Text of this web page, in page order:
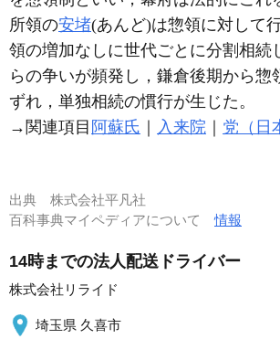
所領の安堵(あんど)は惣領に対して
領の増加なしに世代ごとに分割相続
らの争いが頻発し，鎌倉後期から惣
ずれ，単独相続の慣行が生じた。
→関連項目 阿蘇氏 入来院 党（日
出典 株式会社平凡社
百科事典マイペディアについて情報
14時までの法人配送ドライバー
株式会社リライド
埼玉県 久喜市